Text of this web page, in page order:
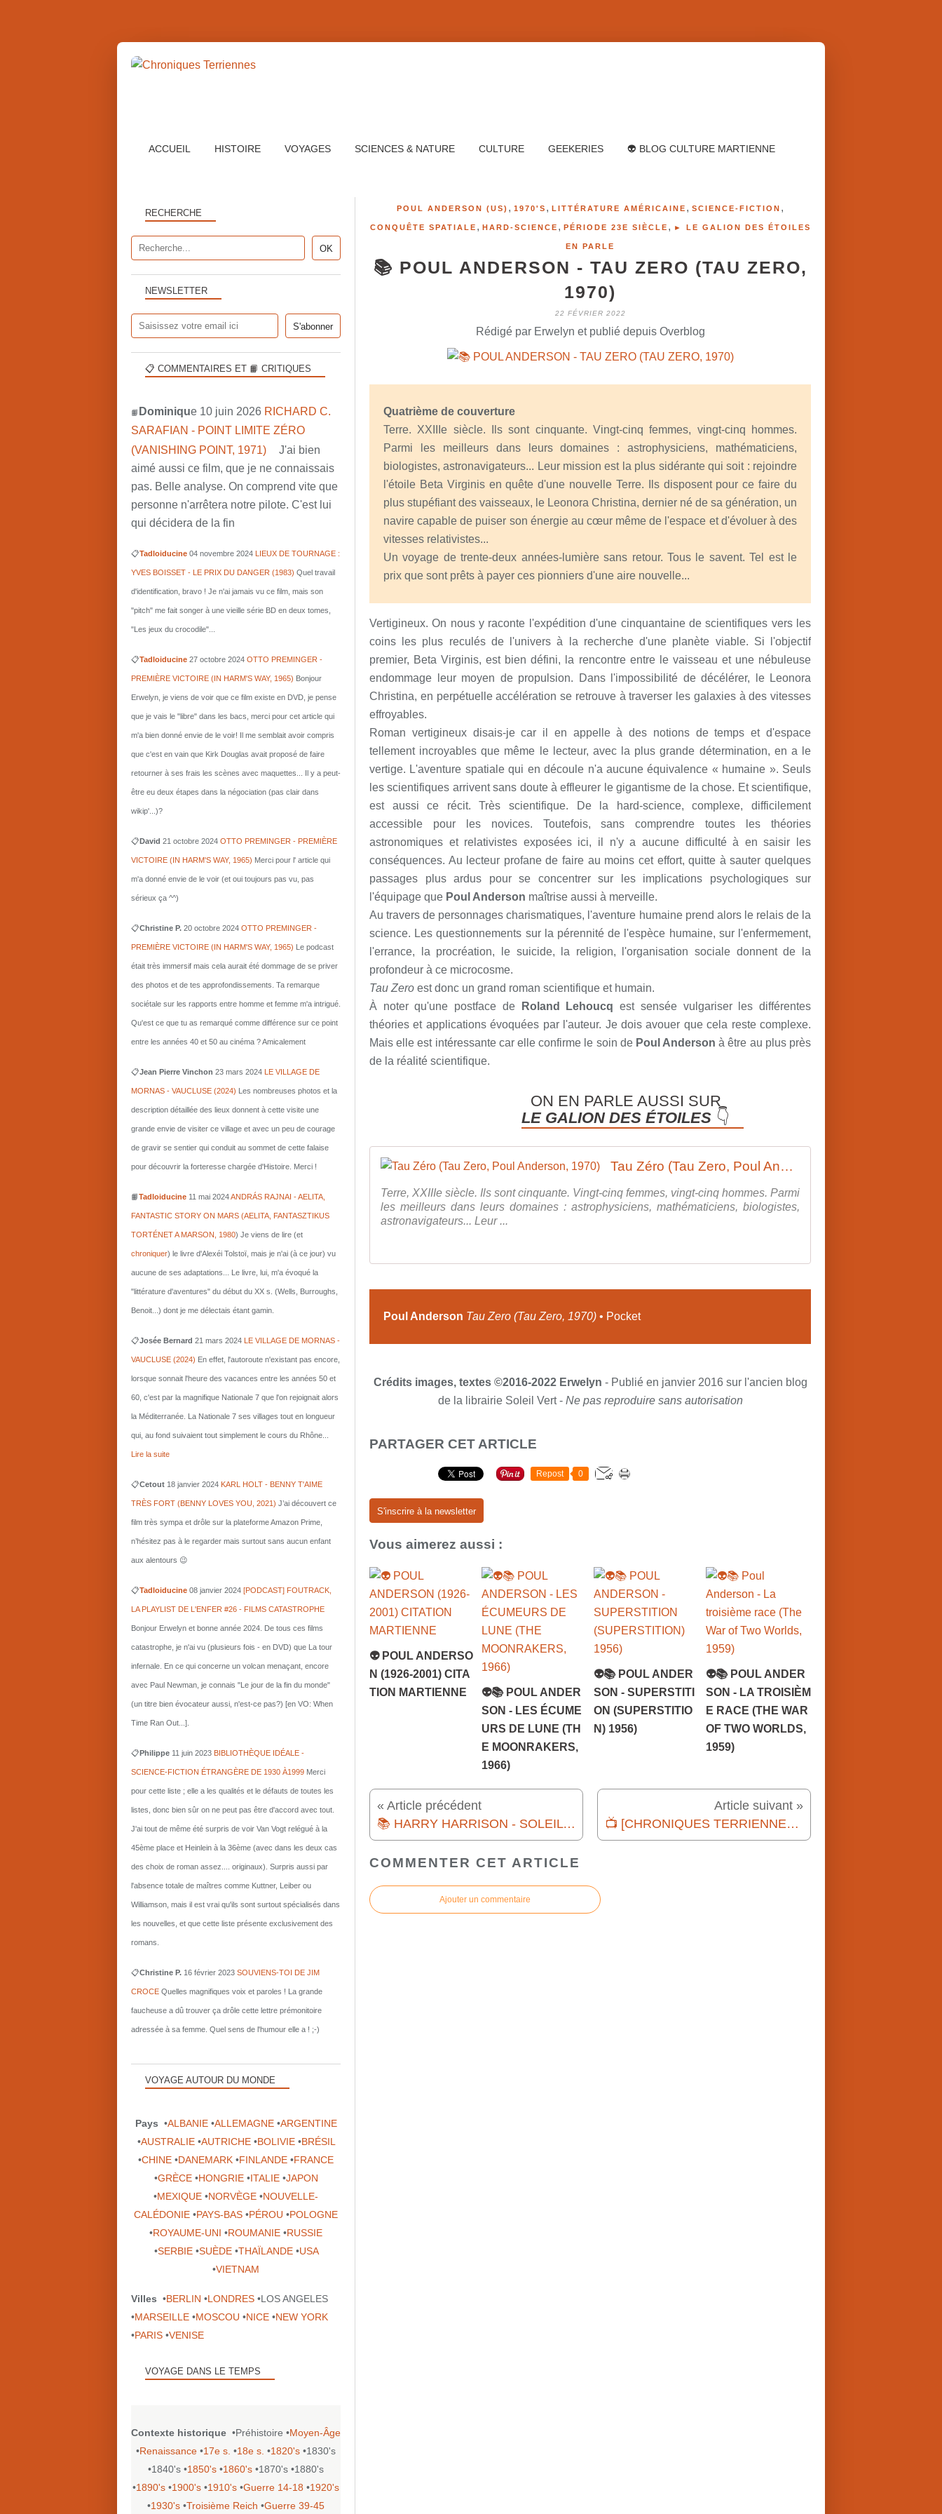
ACCUEIL HISTOIRE VOYAGES SCIENCES & NATURE CULTURE GEEKERIES 👽 BLOG CULTURE MARTIENNE
POUL ANDERSON (US) , 1970'S , LITTÉRATURE AMÉRICAINE , SCIENCE-FICTION ,
CONQUÊTE SPATIALE , HARD-SCIENCE , PÉRIODE 23E SIÈCLE , ► LE GALION DES ÉTOILES
EN PARLE
📚 POUL ANDERSON - TAU ZERO (TAU ZERO,
1970)
22 FÉVRIER 2022
Rédigé par Erwelyn et publié depuis Overblog
Quatrième de couverture
Terre. XXIIIe siècle. Ils sont cinquante. Vingt-cinq femmes, vingt-cinq hommes.
Parmi les meilleurs dans leurs domaines : astrophysiciens, mathématiciens,
biologistes, astronavigateurs... Leur mission est la plus sidérante qui soit : rejoindre
l'étoile Beta Virginis en quête d'une nouvelle Terre. Ils disposent pour ce faire du
plus stupéfiant des vaisseaux, le Leonora Christina, dernier né de sa génération, un
navire capable de puiser son énergie au cœur même de l'espace et d'évoluer à des
vitesses relativistes...
Un voyage de trente-deux années-lumière sans retour. Tous le savent. Tel est le
prix que sont prêts à payer ces pionniers d'une aire nouvelle...
Vertigineux. On nous y raconte l'expédition d'une cinquantaine de scientifiques vers les
coins les plus reculés de l'univers à la recherche d'une planète viable. Si l'objectif
premier, Beta Virginis, est bien défini, la rencontre entre le vaisseau et une nébuleuse
endommage leur moyen de propulsion. Dans l'impossibilité de décélérer, le Leonora
Christina, en perpétuelle accélération se retrouve à traverser les galaxies à des vitesses
effroyables.
Roman vertigineux disais-je car il en appelle à des notions de temps et d'espace
tellement incroyables que même le lecteur, avec la plus grande détermination, en a le
vertige. L'aventure spatiale qui en découle n'a aucune équivalence « humaine ». Seuls
les scientifiques arrivent sans doute à effleurer le gigantisme de la chose. Et scientifique,
est aussi ce récit. Très scientifique. De la hard-science, complexe, difficilement
accessible pour les novices. Toutefois, sans comprendre toutes les théories
astronomiques et relativistes exposées ici, il n'y a aucune difficulté à en saisir les
conséquences. Au lecteur profane de faire au moins cet effort, quitte à sauter quelques
passages plus ardus pour se concentrer sur les implications psychologiques sur
l'équipage que Poul Anderson maîtrise aussi à merveille.
Au travers de personnages charismatiques, l'aventure humaine prend alors le relais de la
science. Les questionnements sur la pérennité de l'espèce humaine, sur l'enfermement,
l'errance, la procréation, le suicide, la religion, l'organisation sociale donnent de la
profondeur à ce microcosme.
Tau Zero est donc un grand roman scientifique et humain.
À noter qu'une postface de
Roland Lehoucq est sensée vulgariser les différentes
théories et applications évoquées par l'auteur. Je dois avouer que cela reste complexe.
Mais elle est intéressante car elle confirme le soin de Poul Anderson à être au plus près
de la réalité scientifique.
ON EN PARLE AUSSI SUR
LE GALION DES ÉTOILES 👇
Tau Zéro (Tau Zero, Poul Anderson, 1970)
Terre, XXIIIe siècle. Ils sont cinquante. Vingt-cinq femmes, vingt-cinq hommes. Parmi
les meilleurs dans leurs domaines : astrophysiciens, mathématiciens, biologistes,
astronavigateurs... Leur ...
Poul Anderson Tau Zero (Tau Zero, 1970) • Pocket
Crédits images, textes ©2016-2022 Erwelyn - Publié en janvier 2016 sur l'ancien blog
de la librairie Soleil Vert - Ne pas reproduire sans autorisation
PARTAGER CET ARTICLE
Repost 0
S'inscrire à la newsletter
Vous aimerez aussi :
👽 POUL ANDERSO
N (1926-2001) CITA
TION MARTIENNE
👽📚 POUL ANDER
SON - LES ÉCUME
URS DE LUNE (TH
E MOONRAKERS,
1966)
👽📚 POUL ANDER
SON - SUPERSTITI
ON (SUPERSTITIO
N) 1956)
👽📚 POUL ANDER
SON - LA TROISIÈM
E RACE (THE WAR
OF TWO WORLDS,
1959)
« Article précédent
📚 HARRY HARRISON - SOLEIL VERT (MAKE ROOM ! MAKE ROOM !, 1966)
Article suivant »
📺 [CHRONIQUES TERRIENNES TV] DOC LA BIBLIOTHÈQUE ALLEMANDE DES LIVRES BRÛLÉS (2022)
COMMENTER CET ARTICLE
Ajouter un commentaire
NEWSLETTER
RECHERCHE
📋 COMMENTAIRES ET 📙 CRITIQUES
📙 Dominique 10 juin 2026 RICHARD C.
SARAFIAN - POINT LIMITE ZÉRO
(VANISHING POINT, 1971)
J'ai bien
aimé aussi ce film, que je ne connaissais
pas. Belle analyse. On comprend vite que
personne n'arrêtera notre pilote. C'est lui
qui décidera de la fin
📋Tadloiducine 04 novembre 2024 LIEUX DE TOURNAGE :
YVES BOISSET - LE PRIX DU DANGER (1983) Quel travail
d'identification, bravo ! Je n'ai jamais vu ce film, mais son
"pitch" me fait songer à une vieille série BD en deux tomes,
"Les jeux du crocodile"...
📋Tadloiducine 27 octobre 2024 OTTO PREMINGER -
PREMIÈRE VICTOIRE (IN HARM'S WAY, 1965) Bonjour
Erwelyn, je viens de voir que ce film existe en DVD, je pense
que je vais le "libre" dans les bacs, merci pour cet article qui
m'a bien donné envie de le voir! Il me semblait avoir compris
que c'est en vain que Kirk Douglas avait proposé de faire
retourner à ses frais les scènes avec maquettes... Il y a peut-
être eu deux étapes dans la négociation (pas clair dans
wikip'...)?
📋David 21 octobre 2024 OTTO PREMINGER - PREMIÈRE
VICTOIRE (IN HARM'S WAY, 1965) Merci pour l' article qui
m'a donné envie de le voir (et oui toujours pas vu, pas
sérieux ça ^^)
📋Christine P. 20 octobre 2024 OTTO PREMINGER -
PREMIÈRE VICTOIRE (IN HARM'S WAY, 1965) Le podcast
était très immersif mais cela aurait été dommage de se priver
des photos et de tes approfondissements. Ta remarque
sociétale sur les rapports entre homme et femme m'a intrigué.
Qu'est ce que tu as remarqué comme différence sur ce point
entre les années 40 et 50 au cinéma ? Amicalement
📋Jean Pierre Vinchon 23 mars 2024 LE VILLAGE DE
MORNAS - VAUCLUSE (2024) Les nombreuses photos et la
description détaillée des lieux donnent à cette visite une
grande envie de visiter ce village et avec un peu de courage
de gravir se sentier qui conduit au sommet de cette falaise
pour découvrir la forteresse chargée d'Histoire. Merci !
📙Tadloiducine 11 mai 2024ANDRÁS RAJNAI - AELITA,
FANTASTIC STORY ON MARS (AELITA, FANTASZTIKUS
TORTÉNET A MARSON, 1980) Je viens de lire (et
chroniquer) le livre d'Alexéi Tolstoï, mais je n'ai (à ce jour) vu
aucune de ses adaptations... Le livre, lui, m'a évoqué la
"littérature d'aventures" du début du XX s. (Wells, Burroughs,
Benoit...) dont je me délectais étant gamin.
📋Josée Bernard 21 mars 2024 LE VILLAGE DE MORNAS -
VAUCLUSE (2024) En effet, l'autoroute n'existant pas encore,
lorsque sonnait l'heure des vacances entre les années 50 et
60, c'est par la magnifique Nationale 7 que l'on rejoignait alors
la Méditerranée. La Nationale 7 ses villages tout en longueur
qui, au fond suivaient tout simplement le cours du Rhône...
Lire la suite
📋Cetout 18 janvier 2024 KARL HOLT - BENNY T'AIME
TRÈS FORT (BENNY LOVES YOU, 2021) J’ai découvert ce
film très sympa et drôle sur la plateforme Amazon Prime,
n’hésitez pas à le regarder mais surtout sans aucun enfant
aux alentours 😉
📋Tadloiducine 08 janvier 2024 [PODCAST] FOUTRACK,
LA PLAYLIST DE L'ENFER #26 - FILMS CATASTROPHE
Bonjour Erwelyn et bonne année 2024. De tous ces films
catastrophe, je n'ai vu (plusieurs fois - en DVD) que La tour
infernale. En ce qui concerne un volcan menaçant, encore
avec Paul Newman, je connais "Le jour de la fin du monde"
(un titre bien évocateur aussi, n'est-ce pas?) [en VO: When
Time Ran Out...].
📋Philippe 11 juin 2023 BIBLIOTHÈQUE IDÉALE -
SCIENCE-FICTION ÉTRANGÈRE DE 1930 À1999 Merci
pour cette liste ; elle a les qualités et le défauts de toutes les
listes, donc bien sûr on ne peut pas être d'accord avec tout.
J'ai tout de même été surpris de voir Van Vogt relégué à la
45ème place et Heinlein à la 36ème (avec dans les deux cas
des choix de roman assez.... originaux). Surpris aussi par
l'absence totale de maîtres comme Kuttner, Leiber ou
Williamson, mais il est vrai qu'ils sont surtout spécialisés dans
les nouvelles, et que cette liste présente exclusivement des
romans.
📋Christine P. 16 février 2023 SOUVIENS-TOI DE JIM
CROCE Quelles magnifiques voix et paroles ! La grande
faucheuse a dû trouver ça drôle cette lettre prémonitoire
adressée à sa femme. Quel sens de l'humour elle a ! ;-)
VOYAGE AUTOUR DU MONDE
Pays •ALBANIE•ALLEMAGNE•ARGENTINE
•AUSTRALIE•AUTRICHE•BOLIVIE•BRÉSIL
•CHINE •DANEMARK •FINLANDE •FRANCE
•GRÈCE•HONGRIE•ITALIE•JAPON
•MEXIQUE •NORVÈGE •NOUVELLE-
CALÉDONIE •PAYS-BAS •PÉROU •POLOGNE
•ROYAUME-UNI •ROUMANIE •RUSSIE
•SERBIE•SUÈDE•THAÏLANDE•USA
•VIETNAM
Villes •BERLIN •LONDRES •LOS ANGELES
•MARSEILLE •MOSCOU •NICE •NEW YORK
•PARIS •VENISE
VOYAGE DANS LE TEMPS
Contexte historique •Préhistoire •Moyen-Âge
•Renaissance •17e s. •18e s. •1820's •1830's
•1840's •1850's •1860's •1870's •1880's
•1890's •1900's •1910's •Guerre 14-18 •1920's
•1930's •Troisième Reich •Guerre 39-45